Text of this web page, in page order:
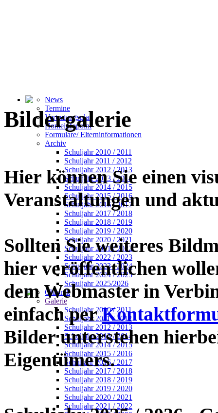
News
Termine
Vertretungsplan
Homeinfopoint
Formulare/ Elterninformationen
Archiv
Schuljahr 2010 / 2011
Schuljahr 2011 / 2012
Schuljahr 2012 / 2013
Schuljahr 2013 / 2014
Schuljahr 2014 / 2015
Schuljahr 2015 / 2016
Schuljahr 2016 / 2017
Schuljahr 2017 / 2018
Schuljahr 2018 / 2019
Schuljahr 2019 / 2020
Schuljahr 2020 / 2021
Schuljahr 2021 / 2022
Schuljahr 2022 / 2023
Schuljahr 2023 / 2024
Schuljahr 2024 / 2025
Schuljahr 2025/2026
Chronik
Galerie
Schuljahr 2010 / 2011
Schuljahr 2011 / 2012
Schuljahr 2012 / 2013
Schuljahr 2013 / 2014
Schuljahr 2014 / 2015
Schuljahr 2015 / 2016
Schuljahr 2016 / 2017
Schuljahr 2017 / 2018
Schuljahr 2018 / 2019
Schuljahr 2019 / 2020
Schuljahr 2020 / 2021
Schuljahr 2021 / 2022
Bildergalerie
Hier können Sie einen
Veranstaltungen und
Sollten Sie weiteres
hier veröffentlichen
dem Webmaster in
einfach per
Bilder unterstehen
Eigentümers.